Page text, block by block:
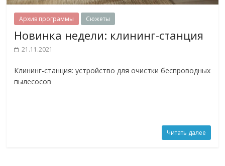
Архив программы Сюжеты
Новинка недели: клининг-станция
21.11.2021
Клининг-станция: устройство для очистки беспроводных
пылесосов
Читать далее